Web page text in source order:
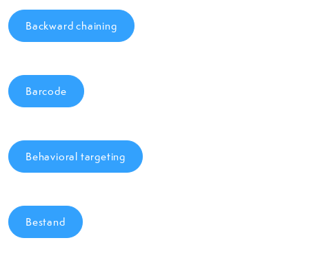
Backward chaining
Barcode
Behavioral targeting
Bestand